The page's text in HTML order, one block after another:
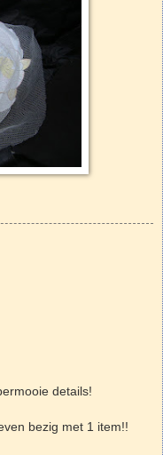
details!
bezig met 1 item!!